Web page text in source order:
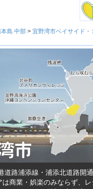
島 中部 > 宜野湾市ベイサイド
路浦添線・浦添北道路開
商業・娯楽のみならず、